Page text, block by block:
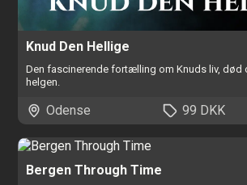
Knud Den Hellige
Den fascinerende fortælling om Knuds liv, død
helgen.
Odense 99 DKK
Bergen Through Time